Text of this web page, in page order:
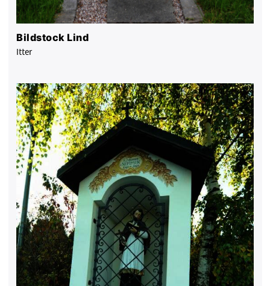
Bildstock Lind
Itter